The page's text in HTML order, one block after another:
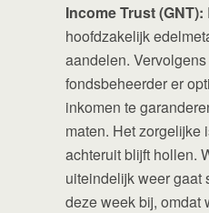
Income Trust (GNT):
hoofdzakelijk
aandelen.
fondsbeheerder er
inkomen te
maten. Het zorgelijke
achteruit blijft hollen.
uiteindelijk weer gaat
deze week bij, omdat